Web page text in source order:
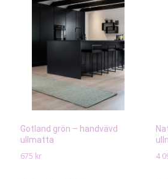
Gotland grön – handvävd
ullmatta
675 kr 4